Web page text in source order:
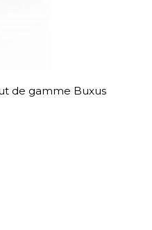
de gamme Buxus